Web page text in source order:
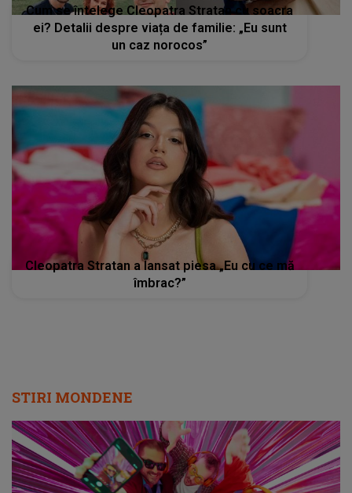
Cum se întelege Cleopatra Stratan cu soacra
ei? Detalii despre viața de familie: „Eu sunt
un caz norocos”
Cleopatra Stratan a lansat piesa „Eu cu ce mă
îmbrac?”
STIRI MONDENE